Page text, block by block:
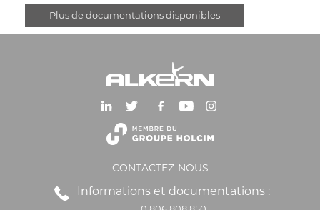
Plus de documentations disponibles
CONTACTEZ-NOUS
Informations et documentations :